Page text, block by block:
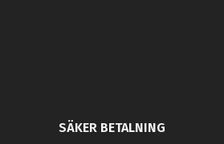
SÄKER BETALNING